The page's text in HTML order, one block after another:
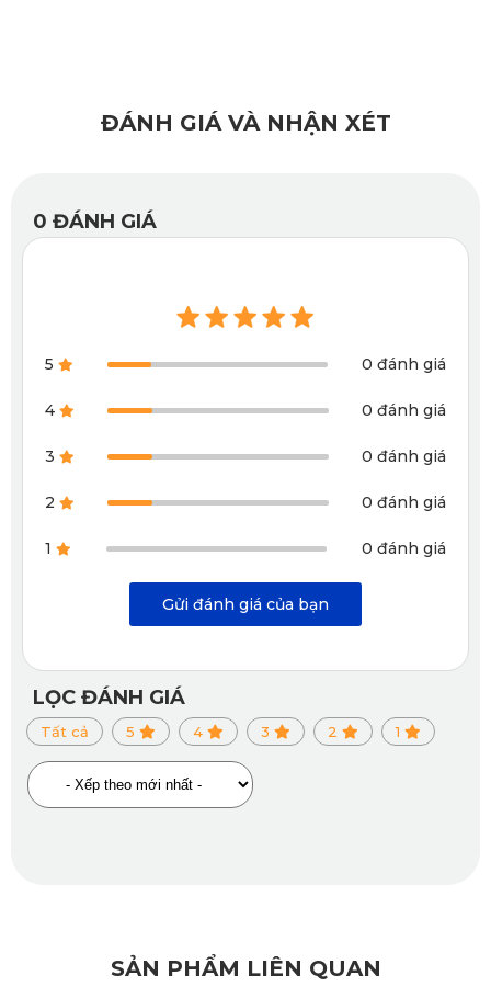
Phiên bản Full-option phủ kín bề mặt nỉ và thành xe
trên bề mặt thảm và không làm ảnh hưởng đến lớp sàn nỉ
bên dưới.
Khả năng chống ồn hiệu quả
Với cấu trúc như những tổ ong lớn có các khoảng không
thông với nhau không cho âm thanh lọt qua, lót sàn ô tô cho
Lexus RX300 giúp tiếng ồn từ động cơ không lọt vào trong
Ngoài ra, các mẫu thảm lót sàn ô tô đến từ KATA còn ghi
điểm bởi tính tiện lợi trong quá trình vệ sinh và lắp đặt.
ĐÁNH GIÁ VÀ NHẬN XÉT
0 ĐÁNH GIÁ
5 0 đánh giá
4 0 đánh giá
3 0 đánh giá
2 0 đánh giá
1 0 đánh giá
Gửi đánh giá của bạn
LỌC ĐÁNH GIÁ
Tất cả 5 4 3 2 1
SẢN PHẨM LIÊN QUAN